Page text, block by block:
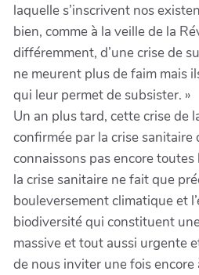
laquelle s’inscrivent nos
bien, comme à la veille de la
différemment, d’une crise de
ne meurent plus de faim mais
qui leur permet de subsister. »
Un an plus tard, cette crise de
confirmée par la crise sanitaire
connaissons pas encore
la crise sanitaire ne fait que
bouleversement climatique et
biodiversité qui constituent
massive et tout aussi urgente
de nous inviter une fois encore